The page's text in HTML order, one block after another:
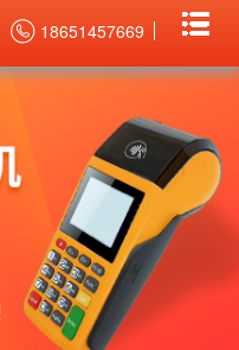
18651457669